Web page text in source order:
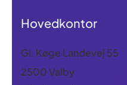
Hovedkontor
Gl. Køge Landevej 55
2500 Valby